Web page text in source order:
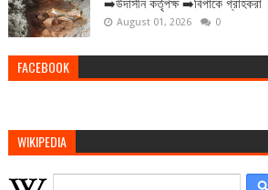
➡️উদাসীন কর্তৃপক্ষ ➡️বিপাকে গ্রাহকরা
August 01, 2026 0
FACEBOOK
WIKIPEDIA